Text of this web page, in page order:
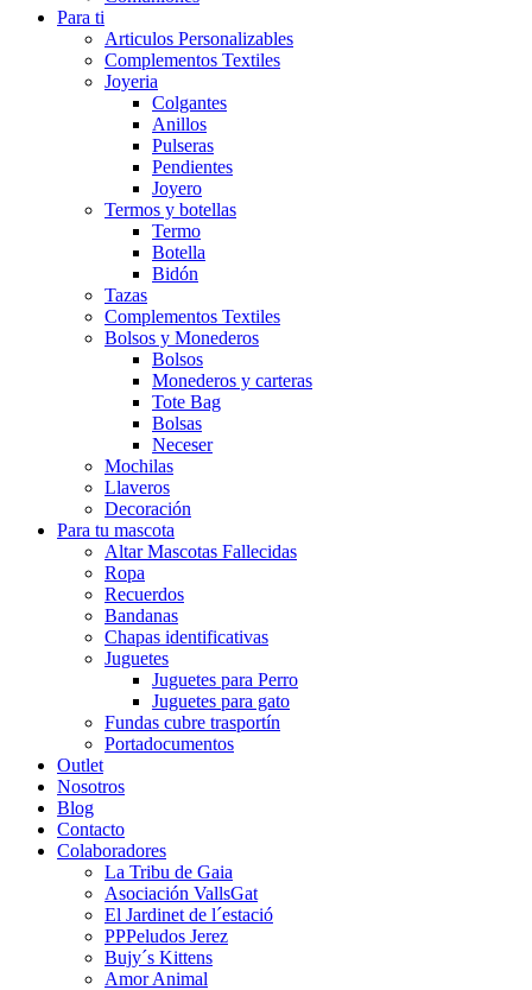
Para ti
Articulos Personalizables
Complementos Textiles
Joyeria
Colgantes
Anillos
Pulseras
Pendientes
Joyero
Termos y botellas
Termo
Botella
Bidón
Tazas
Complementos Textiles
Bolsos y Monederos
Bolsos
Monederos y carteras
Tote Bag
Bolsas
Neceser
Mochilas
Llaveros
Decoración
Para tu mascota
Altar Mascotas Fallecidas
Ropa
Recuerdos
Bandanas
Chapas identificativas
Juguetes
Juguetes para Perro
Juguetes para gato
Fundas cubre trasportín
Portadocumentos
Outlet
Nosotros
Blog
Contacto
Colaboradores
La Tribu de Gaia
Asociación VallsGat
El Jardinet de l´estació
PPPeludos Jerez
Bujy´s Kittens
Amor Animal